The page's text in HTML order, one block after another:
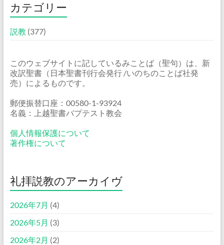
カテゴリー
説教 (377)
このウェブサイトに記しているみことば（聖句）は、新
改訳聖書（日本聖書刊行会発行 /いのちのことば社発
売）によるものです。
郵便振替口座：00580-1-93924
名義：上越聖書バプテスト教会
個人情報保護について
著作権について
礼拝説教のアーカイヴ
2026年7月 (4)
2026年5月 (3)
2026年2月 (2)